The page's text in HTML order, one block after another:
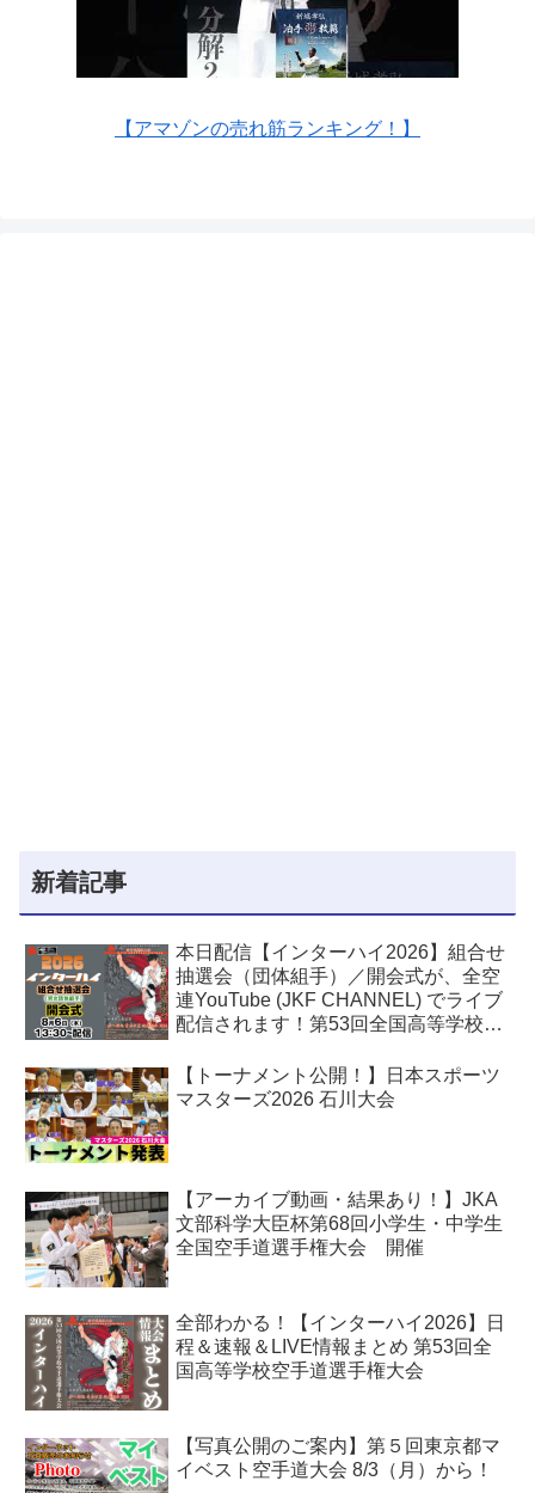
【アマゾンの売れ筋ランキング！】
新着記事
本日配信【インターハイ2026】組合せ
抽選会（団体組手）／開会式が、全空
連YouTube (JKF CHANNEL) でライブ
配信されます！第53回全国高等学校空
【トーナメント公開！】日本スポーツ
マスターズ2026 石川大会
【アーカイブ動画・結果あり！】JKA
文部科学大臣杯第68回小学生・中学生
全国空手道選手権大会 開催
全部わかる！【インターハイ2026】日
程＆速報＆LIVE情報まとめ 第53回全
国高等学校空手道選手権大会
【写真公開のご案内】第５回東京都マ
イベスト空手道大会 8/3（月）から！